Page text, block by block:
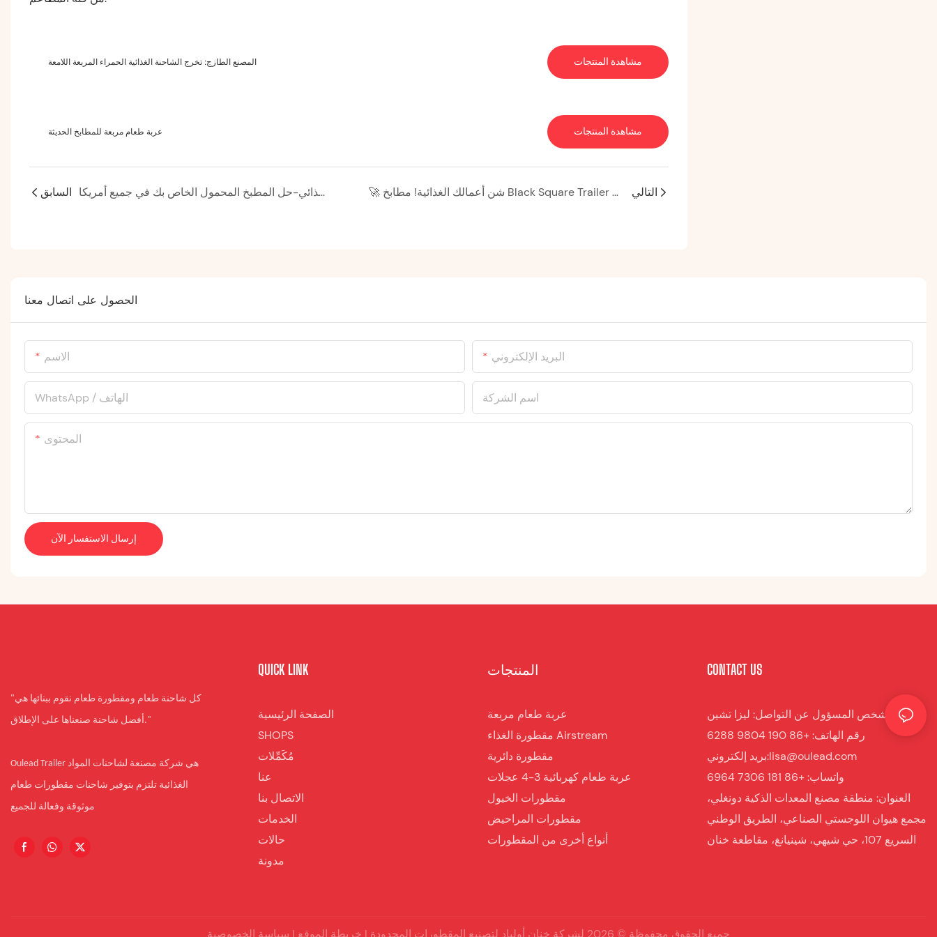
المصنع الطازج: تخرج الشاحنة الغذائية الحمراء المربعة اللامعة مشاهدة المنتجات
عربة طعام مربعة للمطابخ الحديثة مشاهدة المنتجات
السابق فتح الربح الإمكانيات: شاحنة حمراء ذات محرك ريد سكوير الغذائي-حل المطبخ المحمول الخاص بك في جميع أمريكا 🚀 شن أعمالك الغذائية! مطابخ Black Square Trailer معتمدة - جاهزة للنجاح! 🍔☕ التالي
الحصول على اتصال معنا
الاسم البريد الإلكتروني
WhatsApp / الهاتف اسم الشركة
المحتوى
إرسال الاستفسار الآن
"كل شاحنة طعام ومقطورة طعام نقوم ببنائها هي
أفضل شاحنة صنعناها على الإطلاق."
Oulead Trailer هي شركة مصنعة لشاحنات المواد
الغذائية تلتزم بتوفير شاحنات مقطورات طعام
QUICK LINK
الصفحة الرئيسية
SHOPS
مُكَمِّلات
عنا
الاتصال بنا
الخدمات
حالات
مدونة
المنتجات
عربة طعام مربعة
مقطورة الغذاء Airstream
مقطورة دائرية
عربة طعام كهربائية 3-4 عجلات
مقطورات الخيول
مقطورات المراحيض
أنواع أخرى من المقطورات
CONTACT US
الشخص المسؤول عن التواصل: ليزا تشين
رقم الهاتف: +86 190 9804 6288
بريد إلكتروني:lisa@oulead.com
واتساب: +86 181 7306 6964
العنوان: منطقة مصنع المعدات الذكية دونغلي،
مجمع هيوان اللوجستي الصناعي، الطريق الوطني
السريع 107، حي شيهي، شينيانغ، مقاطعة خنان
جميع الحقوق محفوظة © 2026 لشركة خنان أولياد لتصنيع المقطورات المحدودة | خريطة الموقع | سياسة الخصوصية